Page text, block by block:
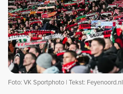
Foto: VK Sportphoto | Tekst: Feyenoord.nl